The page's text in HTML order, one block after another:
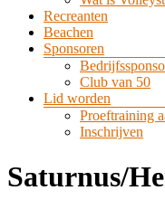
Recreanten
Beachen
Sponsoren
Club van 50
Lid worden
Proeftraining
Inschrijven
Saturnus/